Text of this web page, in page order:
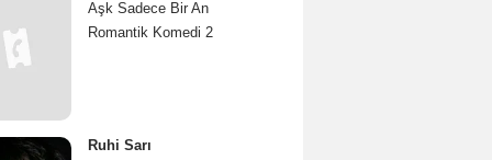
Aşk Sadece Bir An
Romantik Komedi 2
Ruhi Sarı